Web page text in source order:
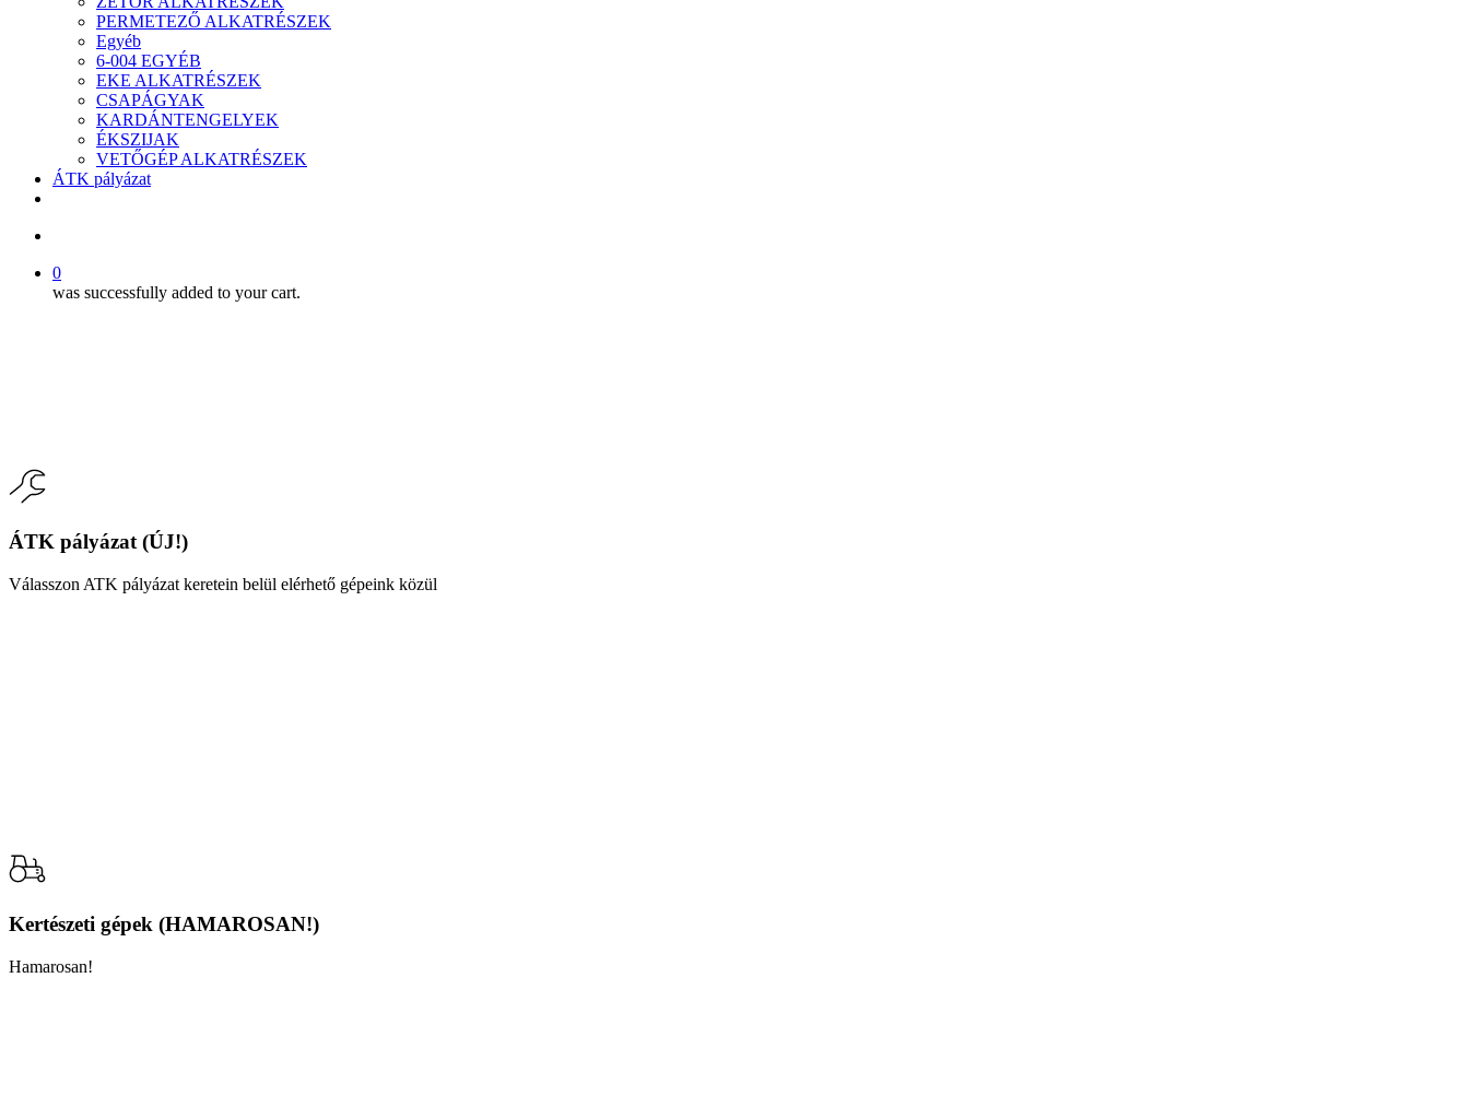
PERMETEZŐ ALKATRÉSZEK
Egyéb
6-004 EGYÉB
EKE ALKATRÉSZEK
CSAPÁGYAK
KARDÁNTENGELYEK
ÉKSZIJAK
VETŐGÉP ALKATRÉSZEK
ÁTK pályázat
0
was successfully added to your cart.
ÁTK pályázat (ÚJ!)
Válasszon ATK pályázat keretein belül elérhető gépeink közül
Kertészeti gépek (HAMAROSAN!)
Hamarosan!